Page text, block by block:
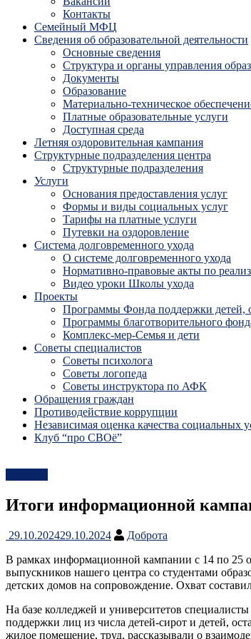
Контакты
Семейный МФЦ
Сведения об образовательной деятельности
Основные сведения
Структура и органы управления
Документы
Образование
Материально-техническое
Платные образовательные услуги
Доступная среда
Летняя оздоровительная кампания
Структурные подразделения центра
Структурные подразделения
Услуги
Основания предоставления услуг
Формы и виды социальных услуг
Тарифы на платные услуги
Путевки на оздоровление
Система долговременного ухода
О системе долговременного ухода
Нормативно-правовые акты по
Видео уроки Школы ухода
Проекты
Программы Фонда поддержки детей,
Программы благотворительного
Комплекс-мер-Семья и дети
Советы специалистов
Советы психолога
Советы логопеда
Советы инструктора по АФК
Обращения граждан
Противодействие коррупции
Независимая оценка качества социальных
Клуб “про СВОё”
Итоги информационной
29.10.202429.10.2024
Доброта
В рамках информационной кампании с 14 по 25
выпускников нашего центра со студентами
детских домов на сопровождение. Охват
На базе колледжей и университетов
поддержки лиц из числа детей-сирот и детей,
жилое помещение, труд, рассказывали о